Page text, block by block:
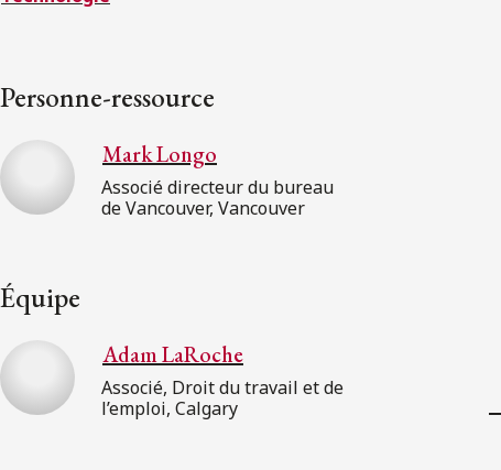
Personne-ressource
Mark Longo
Associé directeur du bureau
de Vancouver, Vancouver
Équipe
Adam LaRoche
Associé, Droit du travail et de
l’emploi, Calgary